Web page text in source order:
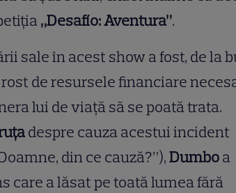
„Desafío: Aventura”.
sale în acest show a fost, de la
de resursele financiare
lui de viață să se poată trata.
despre cauza acestui incident
din ce cauză?”),Dumboa
care a lăsat pe toată lumea fără